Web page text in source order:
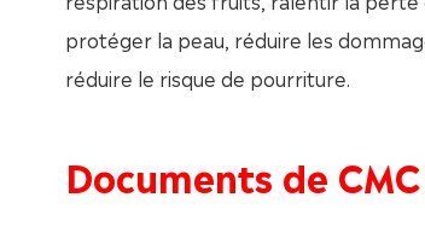
protéger la peau, réduire les
réduire le risque de pourriture.
Documents de